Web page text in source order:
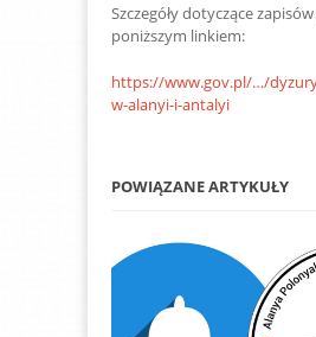
Szczegóły dotyczące
poniższym linkiem:
https://www.gov.pl/…/
w-alanyi-i-antalyi
POWIĄZANE ARTYKUŁY